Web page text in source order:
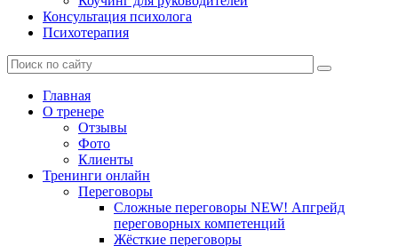
Консультация психолога
Психотерапия
Главная
О тренере
Отзывы
Фото
Клиенты
Тренинги онлайн
Переговоры
Сложные переговоры NEW! Апгрейд
переговорных компетенций
Жёсткие переговоры